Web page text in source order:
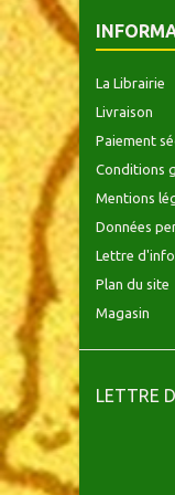
La Librairie
Livraison
Paiement
Conditions
Mentions
Données
Lettre
Plan du site
Magasin
LETTRE